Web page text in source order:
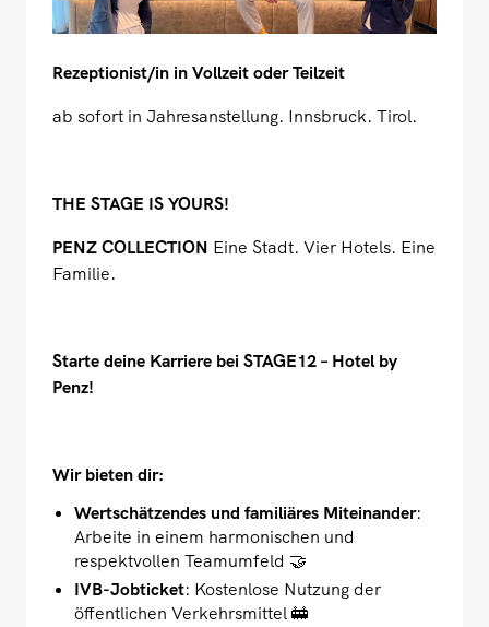
Rezeptionist/in in Vollzeit oder Teilzeit
ab sofort in Jahresanstellung. Innsbruck. Tirol.
THE STAGE IS YOURS!
PENZ COLLECTION Eine Stadt. Vier Hotels. Eine
Familie.
Starte deine Karriere bei STAGE12 – Hotel by
Penz!
Wir bieten dir:
Wertschätzendes und familiäres Miteinander:
Arbeite in einem harmonischen und
respektvollen Teamumfeld 🤝
IVB-Jobticket: Kostenlose Nutzung der
öffentlichen Verkehrsmittel 🚋